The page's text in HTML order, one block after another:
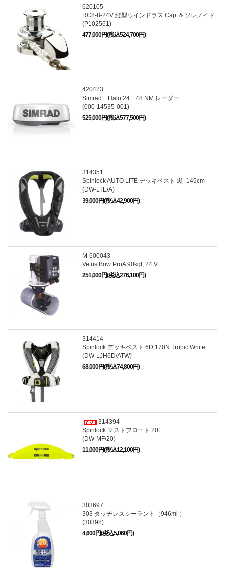
620105
RC8-8-24V 縦型ウインドラス Cap. & ソレノイド
(P102561)
477,000円(税込524,700円)
420423
Simrad Halo 24 48 NM レーダー
(000-14535-001)
525,000円(税込577,500円)
314351
Spinlock AUTO LITE デッキベスト 黒 -145cm
(DW-LTE/A)
39,000円(税込42,900円)
M-600043
Vetus Bow ProA 90kgf, 24 V
251,000円(税込276,100円)
314414
Spinlock デッキベスト 6D 170N Tropic White
(DW-LJH6D/ATW)
68,000円(税込74,800円)
314394
Spinlock マストフロート 20L
(DW-MF/20)
11,000円(税込12,100円)
303697
303 タッチレスシーラント（946ml ）
(30398)
4,600円(税込5,060円)